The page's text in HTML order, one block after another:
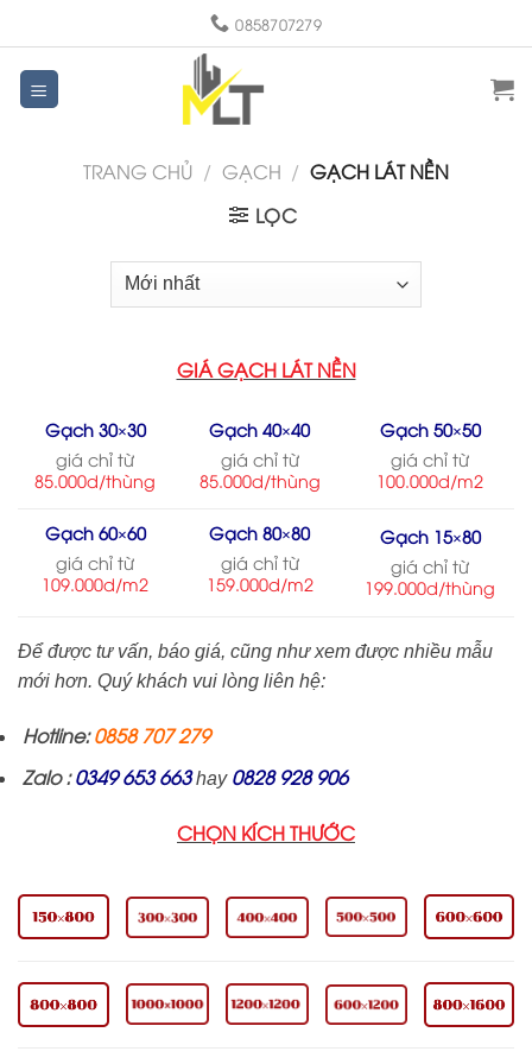
to
content
0858707279
TRANG CHỦ / GẠCH / GẠCH LÁT NỀN
LỌC
GIÁ GẠCH LÁT NỀN
Gạch 30×30
giá chỉ từ
85.000d/thùng
Gạch 40×40
giá chỉ từ
85.000d/thùng
Gạch 50×50
giá chỉ từ
100.000d/m2
Gạch 60×60
giá chỉ từ
109.000d/m2
Gạch 80×80
giá chỉ từ
159.000d/m2
Gạch 15×80
giá chỉ từ
199.000d/thùng
Để được tư vấn, báo giá, cũng như xem được nhiều mẫu
mới hơn. Quý khách vui lòng liên hệ:
Hotline:0858 707 279
Zalo :0349 653 663hay 0828 928 906
CHỌN KÍCH THƯỚC